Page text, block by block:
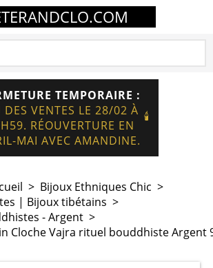
TEMPORAIRE :
DES VENTES LE 28/02 À
RÉOUVERTURE EN
MAI AVEC AMANDINE.
🕯️
> Bijoux Ethniques Chic >
| Bijoux tibétains >
- Argent >
Cloche Vajra rituel bouddhiste Argent